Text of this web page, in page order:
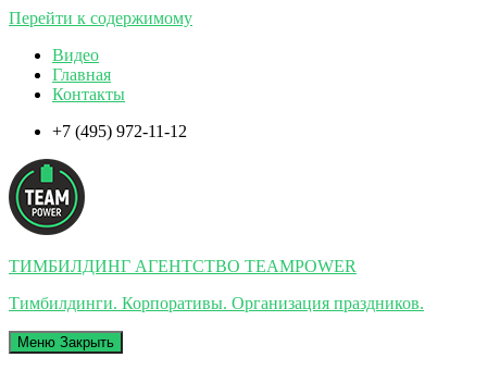
Перейти к содержимому
Видео
Главная
Контакты
+7 (495) 972-11-12
ТИМБИЛДИНГ АГЕНТСТВО TEAMPOWER
Тимбилдинги. Корпоративы. Организация праздников.
Меню Закрыть